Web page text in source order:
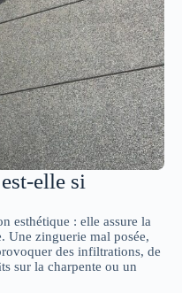
elle si
esthétique : elle assure la
Une zinguerie mal posée,
des infiltrations, de
sur la charpente ou un